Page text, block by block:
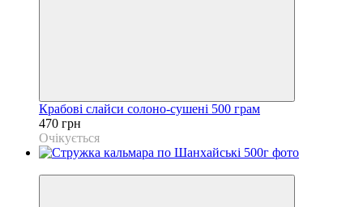
Крабові слайси солоно-сушені 500 грам
470 грн
Очікується